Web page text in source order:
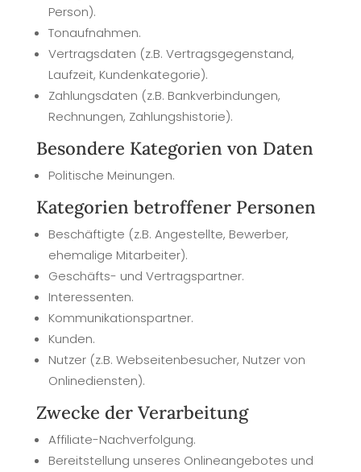
Person).
Tonaufnahmen.
Vertragsdaten (z.B. Vertragsgegenstand,
Laufzeit, Kundenkategorie).
Zahlungsdaten (z.B. Bankverbindungen,
Rechnungen, Zahlungshistorie).
Besondere Kategorien von Daten
Politische Meinungen.
Kategorien betroffener Personen
Beschäftigte (z.B. Angestellte, Bewerber,
ehemalige Mitarbeiter).
Geschäfts- und Vertragspartner.
Interessenten.
Kommunikationspartner.
Kunden.
Nutzer (z.B. Webseitenbesucher, Nutzer von
Onlinediensten).
Zwecke der Verarbeitung
Affiliate-Nachverfolgung.
Bereitstellung unseres Onlineangebotes und